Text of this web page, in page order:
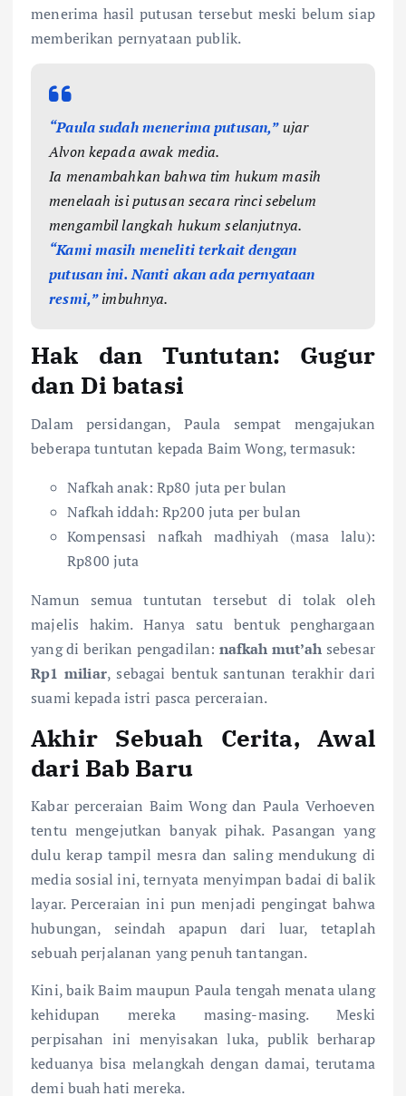
menerima hasil putusan tersebut meski belum siap
memberikan pernyataan publik.
“Paula sudah menerima putusan,”ujar
Alvon kepada awak media.
Ia menambahkan bahwa tim hukum masih
menelaah isi putusan secara rinci sebelum
mengambil langkah hukum selanjutnya.
“Kami masih meneliti terkait dengan
putusan ini. Nanti akan ada pernyataan
resmi,”imbuhnya.
Hak dan Tuntutan: Gugur
dan Di batasi
Dalam persidangan, Paula sempat mengajukan
beberapa tuntutan kepada Baim Wong, termasuk:
Nafkah anak: Rp80 juta per bulan
Nafkah iddah: Rp200 juta per bulan
Kompensasi nafkah madhiyah (masa lalu):
Rp800 juta
Namun semua tuntutan tersebut di tolak oleh
majelis hakim. Hanya satu bentuk penghargaan
yang di berikan pengadilan: nafkah mut’ah sebesar
Rp1 miliar, sebagai bentuk santunan terakhir dari
suami kepada istri pasca perceraian.
Akhir Sebuah Cerita, Awal
dari Bab Baru
Kabar perceraian Baim Wong dan Paula Verhoeven
tentu mengejutkan banyak pihak. Pasangan yang
dulu kerap tampil mesra dan saling mendukung di
media sosial ini, ternyata menyimpan badai di balik
layar. Perceraian ini pun menjadi pengingat bahwa
hubungan, seindah apapun dari luar, tetaplah
sebuah perjalanan yang penuh tantangan.
Kini, baik Baim maupun Paula tengah menata ulang
kehidupan mereka masing-masing. Meski
perpisahan ini menyisakan luka, publik berharap
keduanya bisa melangkah dengan damai, terutama
demi buah hati mereka.